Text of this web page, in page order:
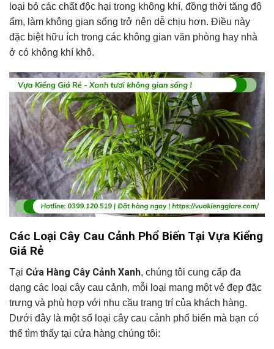
loại bỏ các chất độc hại trong không khí, đồng thời tăng độ
ẩm, làm không gian sống trở nên dễ chịu hơn. Điều này
đặc biệt hữu ích trong các không gian văn phòng hay nhà
ở có không khí khô.
Các Loại Cây Cau Cảnh Phổ Biến Tại Vựa Kiểng
Giá Rẻ
Tại Cửa Hàng Cây Cảnh Xanh, chúng tôi cung cấp đa
dạng các loại cây cau cảnh, mỗi loại mang một vẻ đẹp đặc
trưng và phù hợp với nhu cầu trang trí của khách hàng.
Dưới đây là một số loại cây cau cảnh phổ biến mà bạn có
thể tìm thấy tại cửa hàng chúng tôi: